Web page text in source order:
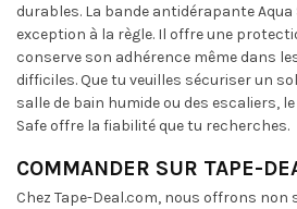
durables. La bande antidérapante Aqua
exception à la règle. Il offre une
conserve son adhérence même dans
difficiles. Que tu veuilles sécuriser un
salle de bain humide ou des escaliers,
Safe offre la fiabilité que tu recherches.
COMMANDER SUR TAPE-
Chez Tape-Deal.com, nous offrons non